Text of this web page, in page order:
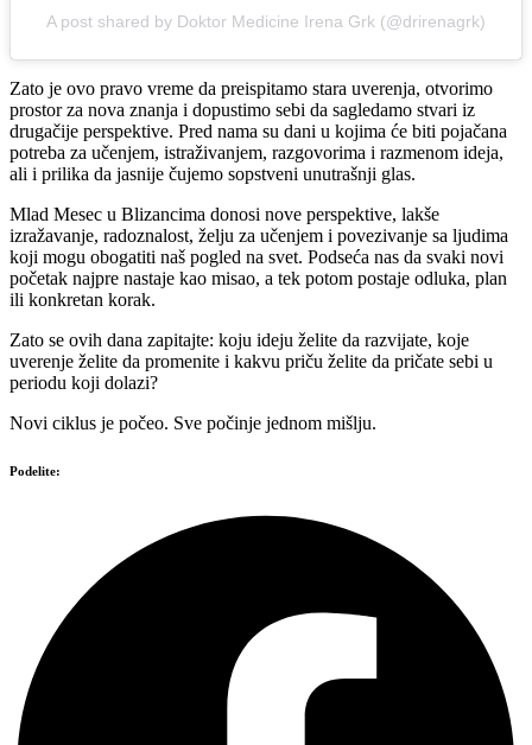
A post shared by Doktor Medicine Irena Grk (@drirenagrk)
Zato je ovo pravo vreme da preispitamo stara uverenja, otvorimo
prostor za nova znanja i dopustimo sebi da sagledamo stvari iz
drugačije perspektive. Pred nama su dani u kojima će biti pojačana
potreba za učenjem, istraživanjem, razgovorima i razmenom ideja,
ali i prilika da jasnije čujemo sopstveni unutrašnji glas.
Mlad Mesec u Blizancima donosi nove perspektive, lakše
izražavanje, radoznalost, želju za učenjem i povezivanje sa ljudima
koji mogu obogatiti naš pogled na svet. Podseća nas da svaki novi
početak najpre nastaje kao misao, a tek potom postaje odluka, plan
ili konkretan korak.
Zato se ovih dana zapitajte: koju ideju želite da razvijate, koje
uverenje želite da promenite i kakvu priču želite da pričate sebi u
periodu koji dolazi?
Novi ciklus je počeo. Sve počinje jednom mišlju.
Podelite: